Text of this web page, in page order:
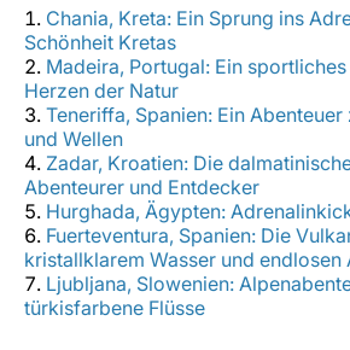
Karriere bei LuxairGroup
Chania, Kreta: Ein Sprung ins
Schönheit Kretas
Madeira, Portugal: Ein
Herzen der Natur
Teneriffa, Spanien: Ein
und Wellen
Zadar, Kroatien: Die
Abenteurer und Entdecker
Hurghada, Ägypten:
Fuerteventura, Spanien: Die
kristallklarem Wasser und endlosen
Ljubljana, Slowenien:
türkisfarbene Flüsse